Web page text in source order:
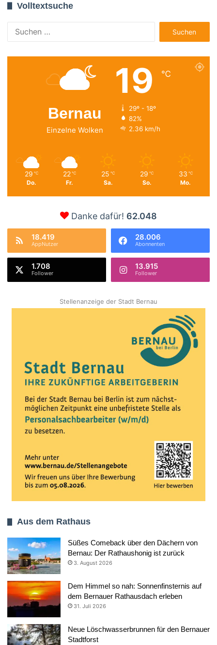
Volltextsuche
nach:
Bernau
Einzelne Wolken
19 ℃
29º - 18º
82%
2.36 km/h
29 ℃
Do.
22 ℃
Fr.
25 ℃
Sa.
29 ℃
So.
33 ℃
Mo.
Danke dafür! 62.048
18.419
AppNutzer
28.006
Abonnenten
1.708
Follower
13.915
Follower
Stellenanzeige der Stadt Bernau
Aus dem Rathaus
Süßes Comeback über den Dächern von
Bernau: Der Rathaushonig ist zurück
3. August 2026
Dem Himmel so nah: Sonnenfinsternis auf
dem Bernauer Rathausdach erleben
31. Juli 2026
Neue Löschwasserbrunnen für den Bernauer
Stadtforst